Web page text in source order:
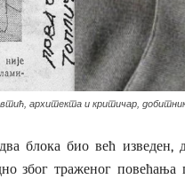
архитекта и критичар,
блока био већ изведен,
због траженог